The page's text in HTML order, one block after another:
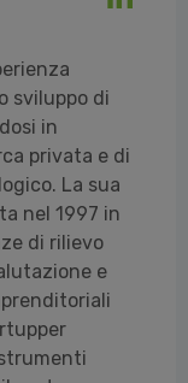
sviluppo di
in
privata e di
La sua
nel 1997 in
di rilievo
e